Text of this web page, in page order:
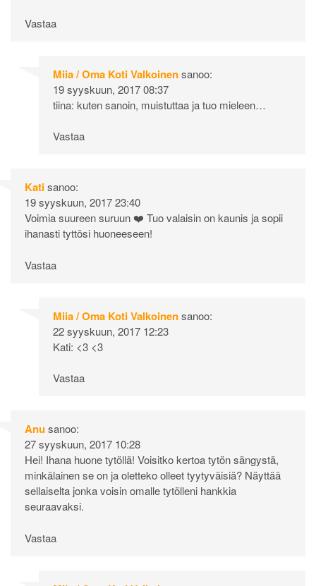
Vastaa
Miia / Oma Koti Valkoinensanoo:
19 syyskuun, 2017 08:37
tiina: kuten sanoin, muistuttaa ja tuo mieleen…
Vastaa
Katisanoo:
19 syyskuun, 2017 23:40
Voimia suureen suruun ❤️ Tuo valaisin on kaunis ja sopii
ihanasti tyttösi huoneeseen!
Vastaa
Miia / Oma Koti Valkoinensanoo:
22 syyskuun, 2017 12:23
Kati: <3 <3
Vastaa
Anusanoo:
27 syyskuun, 2017 10:28
Hei! Ihana huone tytöllä! Voisitko kertoa tytön sängystä,
minkälainen se on ja oletteko olleet tyytyväisiä? Näyttää
sellaiselta jonka voisin omalle tytölleni hankkia
seuraavaksi.
Vastaa